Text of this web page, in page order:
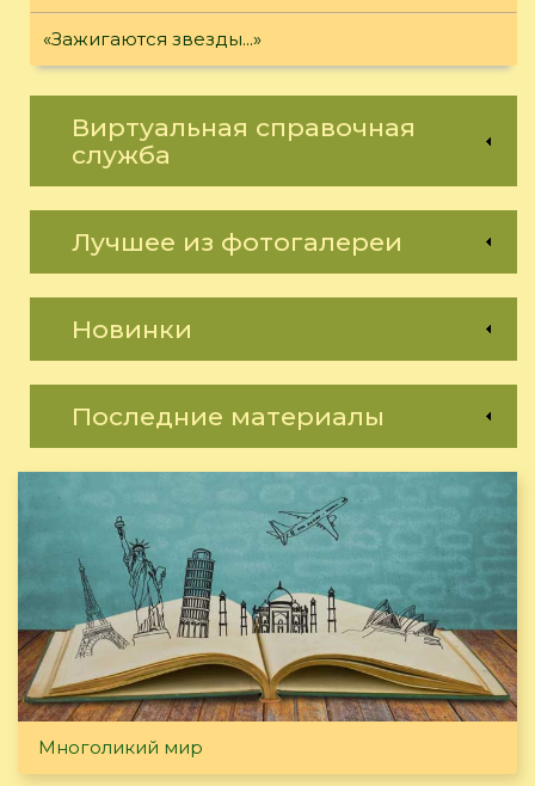
«Зажигаются звезды...»
Виртуальная справочная
служба
Лучшее из фотогалереи
Новинки
Последние материалы
Многоликий мир